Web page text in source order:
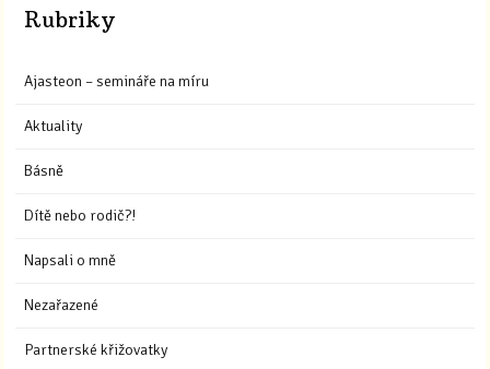
Rubriky
Ajasteon – semináře na míru
Aktuality
Básně
Dítě nebo rodič?!
Napsali o mně
Nezařazené
Partnerské křižovatky